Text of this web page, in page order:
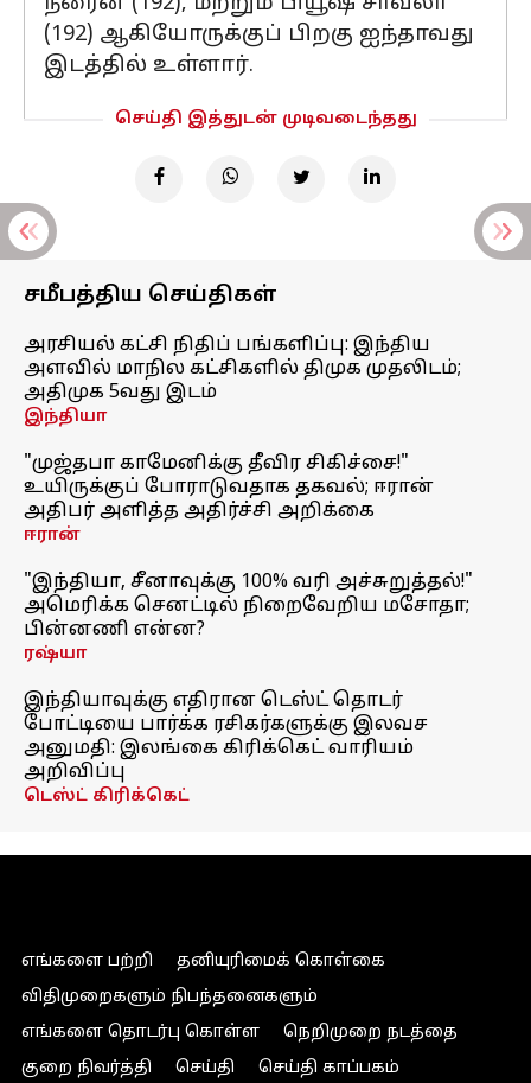
(192) ஆகியோருக்குப் பிறகு ஐந்தாவது
இடத்தில் உள்ளார்.
செய்தி இத்துடன் முடிவடைந்தது
சமீபத்திய செய்திகள்
அரசியல் கட்சி நிதிப் பங்களிப்பு: இந்திய
அளவில் மாநில கட்சிகளில் திமுக முதலிடம்;
அதிமுக 5வது இடம்
இந்தியா
"முஜ்தபா காமேனிக்கு தீவிர சிகிச்சை!"
உயிருக்குப் போராடுவதாக தகவல்; ஈரான்
அதிபர் அளித்த அதிர்ச்சி அறிக்கை
ஈரான்
"இந்தியா, சீனாவுக்கு 100% வரி அச்சுறுத்தல்!"
அமெரிக்க செனட்டில் நிறைவேறிய மசோதா;
பின்னணி என்ன?
ரஷ்யா
இந்தியாவுக்கு எதிரான டெஸ்ட் தொடர்
போட்டியை பார்க்க ரசிகர்களுக்கு இலவச
அனுமதி: இலங்கை கிரிக்கெட் வாரியம்
அறிவிப்பு
டெஸ்ட் கிரிக்கெட்
எங்களை பற்றி
தனியுரிமைக் கொள்கை
விதிமுறைகளும் நிபந்தனைகளும்
எங்களை தொடர்பு கொள்ள
நெறிமுறை நடத்தை
குறை நிவர்த்தி
செய்தி செய்தி காப்பகம்